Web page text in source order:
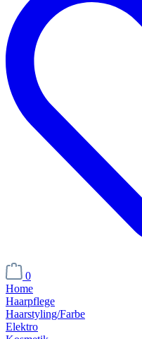
0
Home
Haarpflege
Haarstyling/Farbe
Elektro